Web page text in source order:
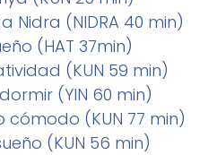
Nidra (NIDRA 40 min)
(HAT 37min)
(KUN 59 min)
(YIN 60 min)
cómodo (KUN 77 min)
(KUN 56 min)